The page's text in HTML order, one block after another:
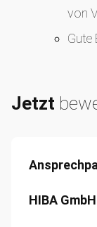
von
Gute
Jetzt
HIBA GmbH